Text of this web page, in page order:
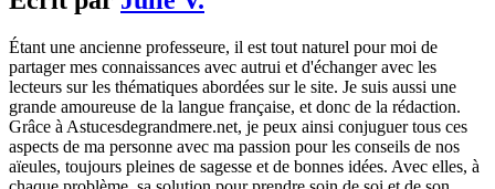
Étant une ancienne professeure, il est tout naturel pour moi de
partager mes connaissances avec autrui et d'échanger avec les
lecteurs sur les thématiques abordées sur le site. Je suis aussi une
grande amoureuse de la langue française, et donc de la rédaction.
Grâce à Astucesdegrandmere.net, je peux ainsi conjuguer tous ces
aspects de ma personne avec ma passion pour les conseils de nos
aïeules, toujours pleines de sagesse et de bonnes idées. Avec elles, à